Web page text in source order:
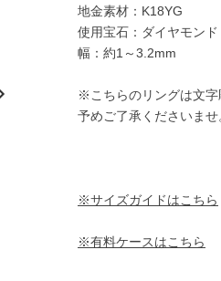
地金素材：K18YG
使用宝石：ダイヤモンド
幅：約1～3.2mm
※こちらのリングは文字
予めご了承くださいませ
※サイズガイドはこちら
※有料ケースはこちら